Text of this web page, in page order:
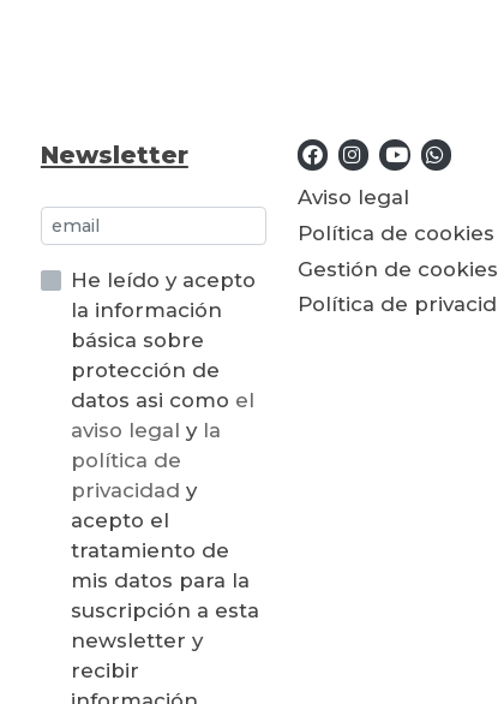
Newsletter
He leído y acepto
la información
básica sobre
protección de
datos asi como el
aviso legaly la
política de
privacidady
acepto el
tratamiento de
mis datos para la
suscripción a esta
newsletter y
recibir
Aviso legal
Política de cookies
Gestión de cookies
Política de